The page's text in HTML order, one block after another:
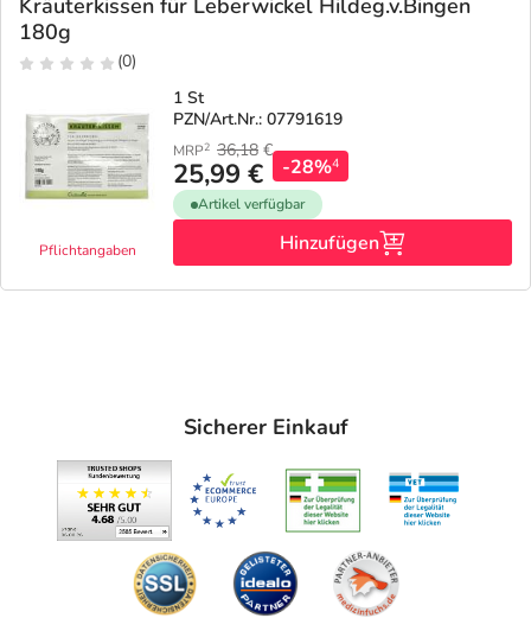
Tierapotheke
Vitamine & Mineralstoffe
Marken
Salus Deals
Kräuterkissen für Leberwickel Hildeg.v.Bingen
180g
(0)
Pflichtangaben
1 St
PZN/Art.Nr.: 07791619
MRP2 36,18 €
25,99 € -28%4
Artikel verfügbar
Hinzufügen
Sicherer Einkauf